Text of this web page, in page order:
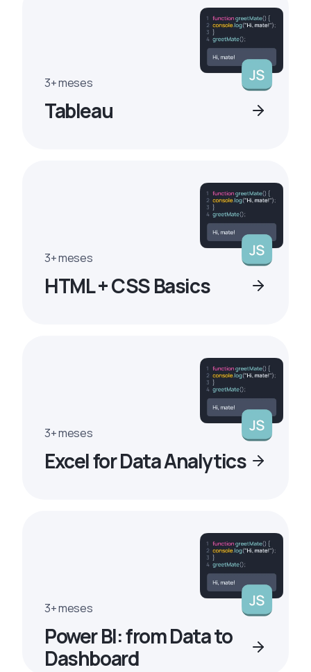
3+ meses
Tableau
3+ meses
HTML + CSS Basics
3+ meses
Excel for Data Analytics
3+ meses
Power BI: from Data to
Dashboard